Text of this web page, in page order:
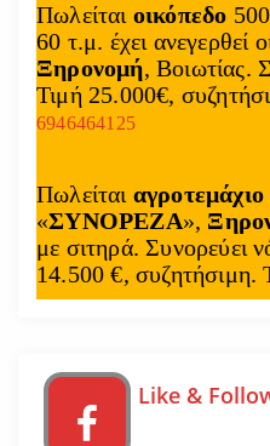
Πωλείται οικόπεδο
60 τ.μ. έχει ανεγερθεί
Ξηρονομή, Βοιωτίας.
Τιμή 25.000€,
6946464125
Πωλείται αγροτεμάχιο
«ΣΥΝΟΡΕΖΑ»,
με σιτηρά. Συνορεύει
14.500 €,
Like &